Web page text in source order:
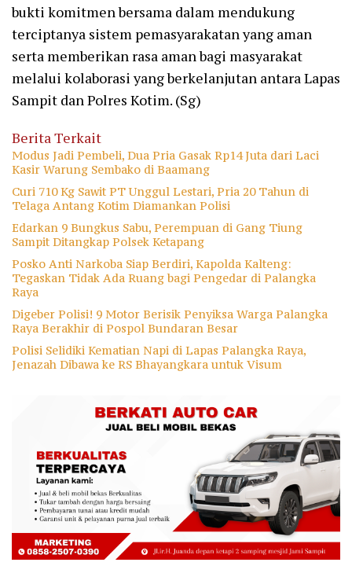
bukti komitmen bersama dalam mendukung
terciptanya sistem pemasyarakatan yang aman
serta memberikan rasa aman bagi masyarakat
melalui kolaborasi yang berkelanjutan antara Lapas
Sampit dan Polres Kotim. (Sg)
Berita Terkait
Modus Jadi Pembeli, Dua Pria Gasak Rp14 Juta dari Laci
Kasir Warung Sembako di Baamang
Curi 710 Kg Sawit PT Unggul Lestari, Pria 20 Tahun di
Telaga Antang Kotim Diamankan Polisi
Edarkan 9 Bungkus Sabu, Perempuan di Gang Tiung
Sampit Ditangkap Polsek Ketapang
Posko Anti Narkoba Siap Berdiri, Kapolda Kalteng:
Tegaskan Tidak Ada Ruang bagi Pengedar di Palangka
Raya
Digeber Polisi! 9 Motor Berisik Penyiksa Warga Palangka
Raya Berakhir di Pospol Bundaran Besar
Polisi Selidiki Kematian Napi di Lapas Palangka Raya,
Jenazah Dibawa ke RS Bhayangkara untuk Visum